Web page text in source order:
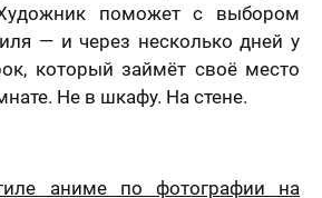
поможет с выбором
— и через несколько дней у
который займёт своё место
Не в шкафу. На стене.
аниме по фотографии на